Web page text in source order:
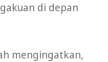
di depan
mengingatkan,